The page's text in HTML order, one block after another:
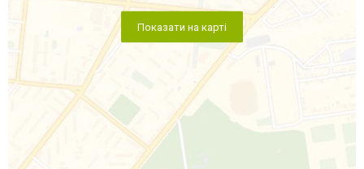
Показати на карті